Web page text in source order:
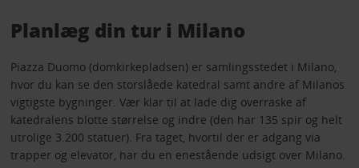
Planlæg din tur i Milano
Piazza Duomo (domkirkepladsen) er samlingsstedet i Milano,
hvor du kan se den storslåede katedral samt andre af Milanos
vigtigste bygninger. Vær klar til at lade dig overraske af
katedralens blotte størrelse og indre (den har 135 spir og helt
utrolige 3.200 statuer). Fra taget, hvortil der er adgang via
trapper og elevator, har du en enestående udsigt over Milano.